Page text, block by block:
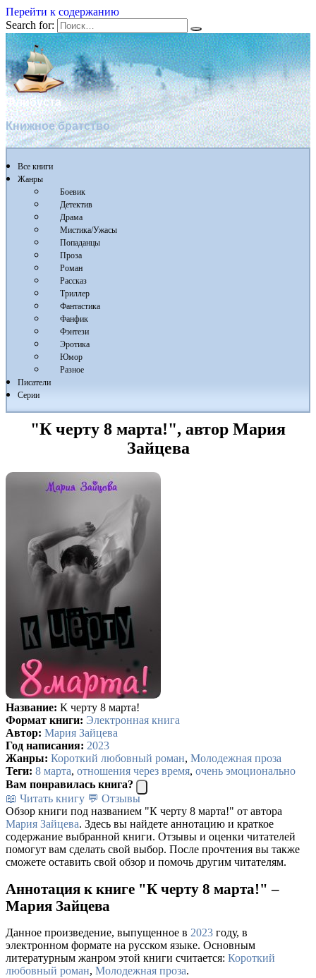
Перейти к содержанию
Search for:
Флибуста
Книжное братство
Все книги
Жанры
Боевик
Детектив
Драма
Мистика/Ужасы
Попаданцы
Проза
Роман
Рассказ
Триллер
Фантастика
Фанфик
Фэнтези
Эротика
Юмор
Разное
Писатели
Серии
"К черту 8 марта!", автор Мария
Зайцева
Название: К черту 8 марта!
Формат книги: Электронная книга
Автор: Мария Зайцева
Год написания: 2023
Жанры: Короткий любовный роман, Молодежная проза
Теги: 8 марта, отношения через время, очень эмоционально
Вам понравилась книга?
📖 Читать книгу 💬 Отзывы
Обзор книги под названием "К черту 8 марта!" от автора
Мария Зайцева. Здесь вы найдете аннотацию и краткое
содержание выбранной книги. Отзывы и оценки читателей
помогут вам сделать свой выбор. После прочтения вы также
сможете оставить свой обзор и помочь другим читателям.
Аннотация к книге "К черту 8 марта!" –
Мария Зайцева
Данное произведение, выпущенное в 2023 году, в
электронном формате на русском языке. Основным
литературным жанром этой книги считается: Короткий
любовный роман, Молодежная проза.